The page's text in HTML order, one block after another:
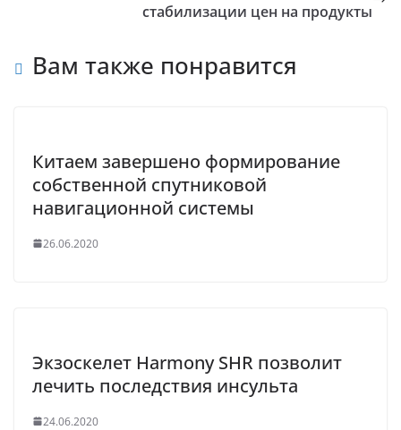
стабилизации цен на продукты
Вам также понравится
Китаем завершено формирование
собственной спутниковой
навигационной системы
26.06.2020
Экзоскелет Harmony SHR позволит
лечить последствия инсульта
24.06.2020